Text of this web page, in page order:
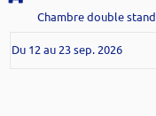
Chambre double
Du 12 au 23 sep. 2026